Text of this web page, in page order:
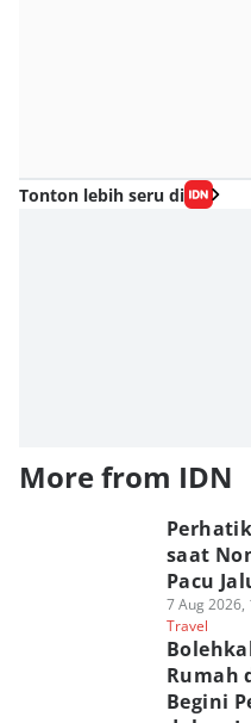
Tonton lebih seru di
More from IDN
saat
Pacu
7 Aug 2026,
Travel
Rumah
Begini